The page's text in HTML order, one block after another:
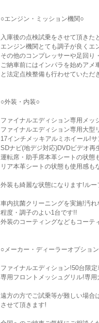
○エンジン・ミッション機関○
入庫後の点検試乗をさせて頂きた
エンジン機関とても調子が良くエ
その他のコンプレッサーや足回り
ご納車前にはインパラを始めアメ
と法定点検整備も行わせていただ
○外装・内装○
ファイナルエディション専用メッ
ファイナルエディション専用大型
17インチメッキアルミホイール!
SDナビ(地デジ対応)DVDビデオ再
運転席・助手席本革シートの状態
リア本革シートの状態も使用感も
外装も綺麗な状態になります!ル
車内抗菌クリーニングを実施!汚
程度・調子のよい1台です!!
外装のコーティングなどもコーテ
○メーカー・ディーラーオプショ
ファイナルエディション!50台限
専用フロントメッシュグリル!専
遠方の方でご試乗等が難しい場合
させて頂きます!